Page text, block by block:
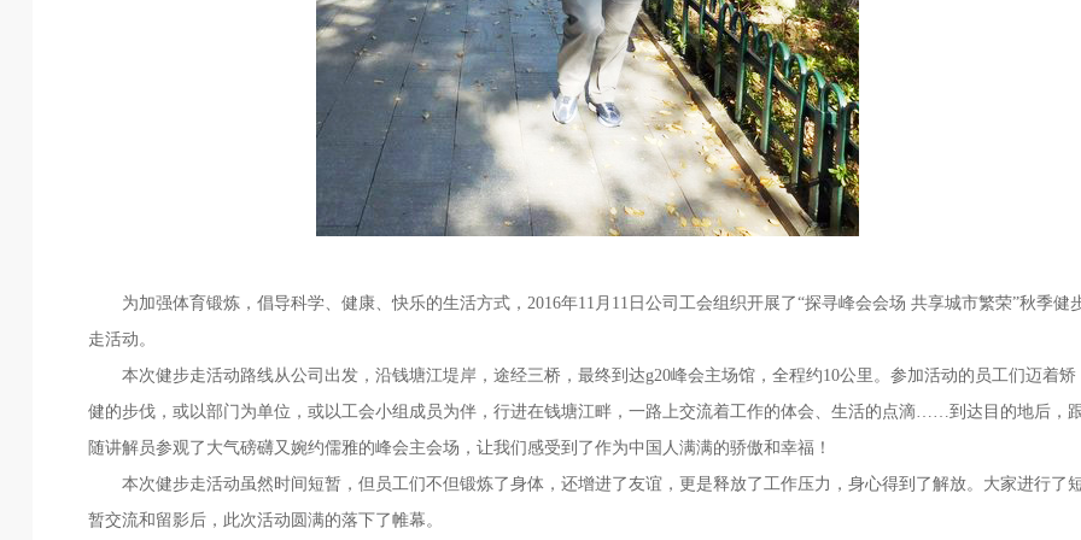
为加强体育锻炼，倡导科学、健康、快乐的生活方式，2016年11月11日公司工会组织开展了“探寻峰会会场 共享城市繁荣”秋季健
走活动。
本次健步走活动路线从公司出发，沿钱塘江堤岸，途经三桥，最终到达g20峰会主场馆，全程约10公里。参加活动的员工们迈着矫
健的步伐，或以部门为单位，或以工会小组成员为伴，行进在钱塘江畔，一路上交流着工作的体会、生活的点滴……到达目的地后，
随讲解员参观了大气磅礴又婉约儒雅的峰会主会场，让我们感受到了作为中国人满满的骄傲和幸福！
本次健步走活动虽然时间短暂，但员工们不但锻炼了身体，还增进了友谊，更是释放了工作压力，身心得到了解放。大家进行了
暂交流和留影后，此次活动圆满的落下了帷幕。